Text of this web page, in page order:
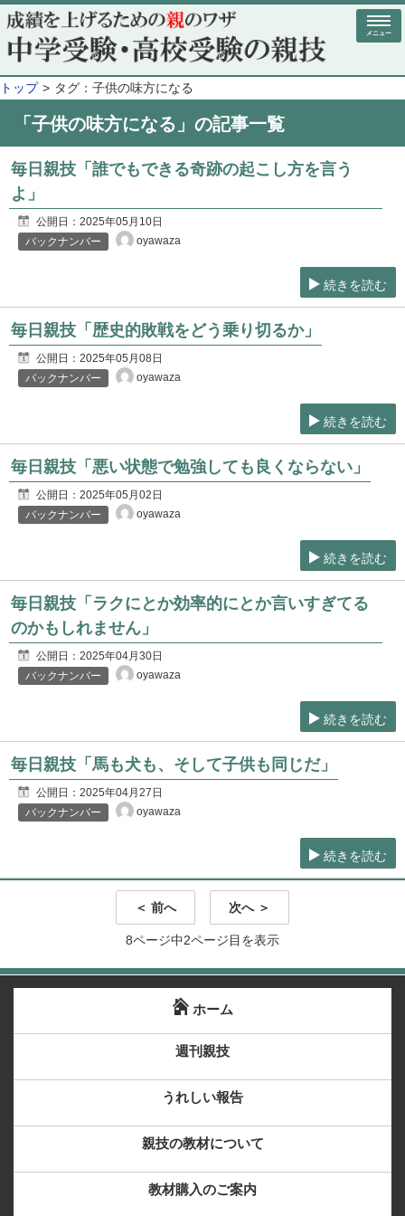
メニュー
トップ タグ：子供の味方になる
「子供の味方になる」の記事一覧
毎日親技「誰でもできる奇跡の起こし方を言う
よ」
公開日： 2025年05月10日
バックナンバー
oyawaza
続きを読む
毎日親技「歴史的敗戦をどう乗り切るか」
公開日： 2025年05月08日
バックナンバー
oyawaza
続きを読む
毎日親技「悪い状態で勉強しても良くならない」
公開日： 2025年05月02日
バックナンバー
oyawaza
続きを読む
毎日親技「ラクにとか効率的にとか言いすぎてる
のかもしれません」
公開日： 2025年04月30日
バックナンバー
oyawaza
続きを読む
毎日親技「馬も犬も、そして子供も同じだ」
公開日： 2025年04月27日
バックナンバー
oyawaza
続きを読む
＜ 前へ 次へ ＞
8ページ中2ページ目を表示
ホーム
週刊親技
うれしい報告
親技の教材について
教材購入のご案内